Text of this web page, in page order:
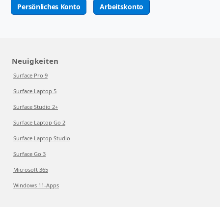
Persönliches Konto Arbeitskonto
Neuigkeiten
Surface Pro 9
Surface Laptop 5
Surface Studio 2+
Surface Laptop Go 2
Surface Laptop Studio
Surface Go 3
Microsoft 365
Windows 11-Apps